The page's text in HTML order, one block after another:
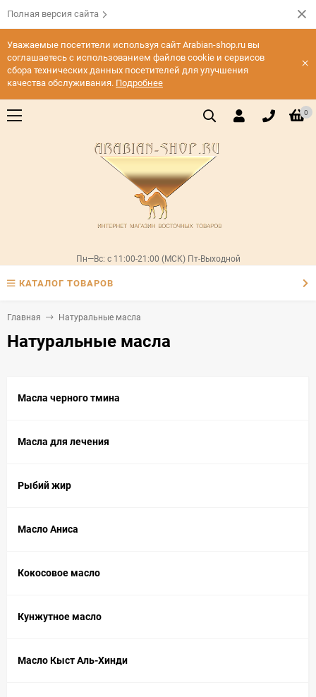
Полная версия сайта
Уважаемые посетители используя сайт Arabian-shop.ru вы
соглашаетесь с использованием файлов cookie и сервисов
сбора технических данных посетителей для улучшения
качества обслуживания. Подробнее
×
0
Пн—Вс: с 11:00-21:00 (МСК) Пт-Выходной
КАТАЛОГ ТОВАРОВ
Главная Натуральные масла
Натуральные масла
Масла черного тмина
Масла для лечения
Рыбий жир
Масло Аниса
Кокосовое масло
Кунжутное масло
Масло Кыст Аль-Хинди